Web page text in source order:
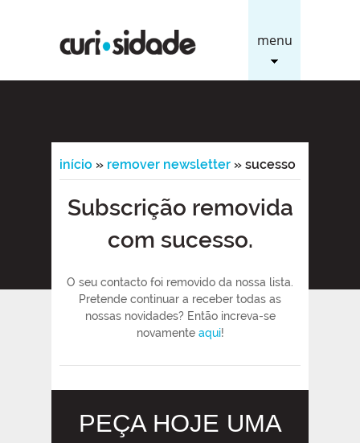
menu
início » remover newsletter » sucesso
Subscrição removida
com sucesso.
O seu contacto foi removido da nossa lista.
Pretende continuar a receber todas as
nossas novidades? Então increva-se
novamente aqui!
PEÇA HOJE UMA